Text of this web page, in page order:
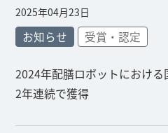
2025年04月23日
お知らせ 受賞・認定
2024年配膳ロボットにおけ
2年連続で獲得